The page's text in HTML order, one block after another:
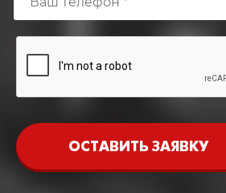
ОСТАВИТЬ ЗАЯВКУ